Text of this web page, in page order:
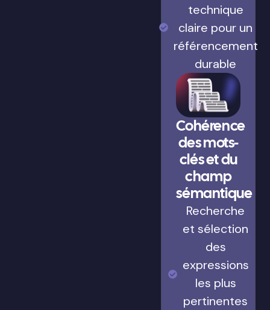
technique
claire pour un
référencement
durable
Cohérence
des mots-
clés et du
champ
sémantique
Recherche
et sélection
des
expressions
les plus
pertinentes